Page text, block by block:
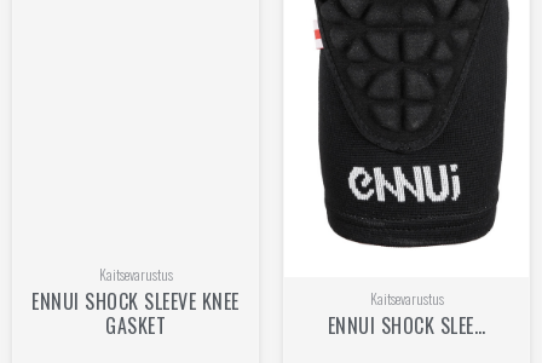
Kaitsevarustus
ENNUI SHOCK SLEEVE KNEE
GASKET
Kaitsevarustus
ENNUI SHOCK SLEE…